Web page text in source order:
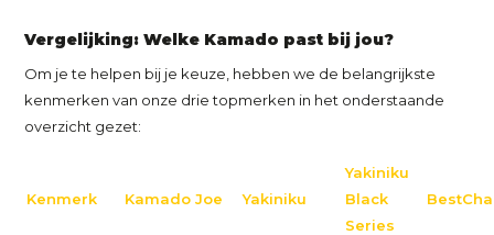
Vergelijking: Welke Kamado past bij jou?
Om je te helpen bij je keuze, hebben we de belangrijkste
kenmerken van onze drie topmerken in het onderstaande
overzicht gezet:
Kenmerk Kamado Joe Yakiniku
Yakiniku
Black
Series